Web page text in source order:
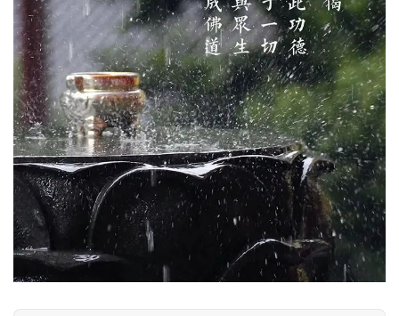
录
佛
教
艺
术
政
策
法
规
免
责